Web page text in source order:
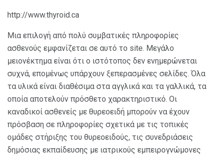
http://www.thyroid.ca
Μια επιλογή από πολύ συμβατικές πληροφορίες
ασθενούς εμφανίζεται σε αυτό το site. Μεγάλο
μειονέκτημα είναι ότι ο ιστότοπος δεν ενημερώνεται
συχνά, επομένως υπάρχουν ξεπερασμένες σελίδες. Όλα
τα υλικά είναι διαθέσιμα στα αγγλικά και τα γαλλικά, τα
οποία αποτελούν πρόσθετο χαρακτηριστικό. Οι
καναδικοί ασθενείς με θυρεοειδή μπορούν να έχουν
πρόσβαση σε πληροφορίες σχετικά με τις τοπικές
ομάδες στήριξης του θυρεοειδούς, τις συνεδριάσεις
δημόσιας εκπαίδευσης με ιατρικούς εμπειρογνώμονες